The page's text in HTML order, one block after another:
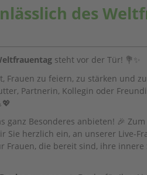
des
steht vor der Tür! 💐✨
Frauen zu feiern, zu stärken und
Partnerin, Kollegin oder
ganz Besonderes anbieten! 🎉 Zum
Sie herzlich ein, an unserer Live-
Frauen, die bereit sind, ihre